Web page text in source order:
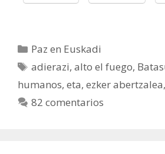
Categorías
Paz en Euskadi
Etiquetas
adierazi,alto el fuego,
humanos, eta, ezker abertzalea,
82 comentarios